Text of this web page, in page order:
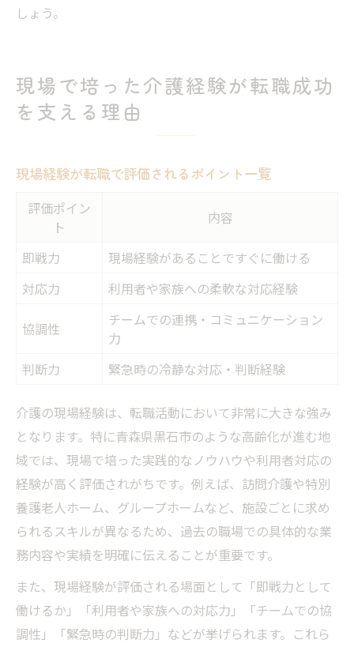
しょう。
現場で培った介護経験が転職成功
を支える理由
現場経験が転職で評価されるポイント一覧
評価ポイン
ト
内容
即戦力
現場経験があることですぐに働ける
対応力
利用者や家族への柔軟な対応経験
協調性
チームでの連携・コミュニケーション
力
判断力
緊急時の冷静な対応・判断経験
介護の現場経験は、転職活動において非常に大きな強み
となります。特に青森県黒石市のような高齢化が進む地
域では、現場で培った実践的なノウハウや利用者対応の
経験が高く評価されがちです。例えば、訪問介護や特別
養護老人ホーム、グループホームなど、施設ごとに求め
られるスキルが異なるため、過去の職場での具体的な業
務内容や実績を明確に伝えることが重要です。
また、現場経験が評価される場面として「即戦力として
働けるか」「利用者や家族への対応力」「チームでの協
調性」「緊急時の判断力」などが挙げられます。これら